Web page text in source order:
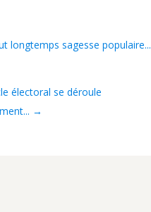
longtemps sagesse populaire...
électoral se déroule
→